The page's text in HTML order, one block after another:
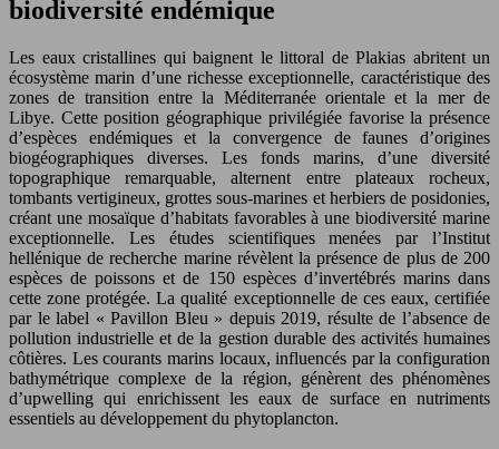
biodiversité endémique
Les eaux cristallines qui baignent le littoral de Plakias abritent un
écosystème marin d’une richesse exceptionnelle, caractéristique des
zones de transition entre la Méditerranée orientale et la mer de
Libye. Cette position géographique privilégiée favorise la présence
d’espèces endémiques et la convergence de faunes d’origines
biogéographiques diverses. Les fonds marins, d’une diversité
topographique remarquable, alternent entre plateaux rocheux,
tombants vertigineux, grottes sous-marines et herbiers de posidonies,
créant une mosaïque d’habitats favorables à une biodiversité marine
exceptionnelle. Les études scientifiques menées par l’Institut
hellénique de recherche marine révèlent la présence de plus de 200
espèces de poissons et de 150 espèces d’invertébrés marins dans
cette zone protégée. La qualité exceptionnelle de ces eaux, certifiée
par le label « Pavillon Bleu » depuis 2019, résulte de l’absence de
pollution industrielle et de la gestion durable des activités humaines
côtières. Les courants marins locaux, influencés par la configuration
bathymétrique complexe de la région, génèrent des phénomènes
d’upwelling qui enrichissent les eaux de surface en nutriments
essentiels au développement du phytoplancton.